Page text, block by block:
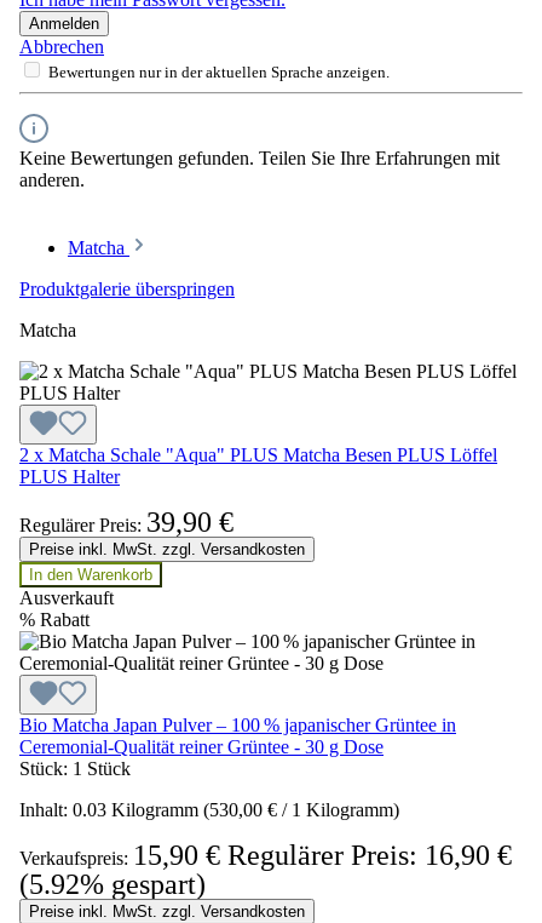
Anmelden
Abbrechen
Bewertungen nur in der aktuellen Sprache anzeigen.
Keine Bewertungen gefunden. Teilen Sie Ihre Erfahrungen mit
anderen.
Matcha
Produktgalerie überspringen
Matcha
2 x Matcha Schale "Aqua" PLUS Matcha Besen PLUS Löffel
PLUS Halter
Regulärer Preis: 39,90 €
Preise inkl. MwSt. zzgl. Versandkosten
In den Warenkorb
Ausverkauft
% Rabatt
Bio Matcha Japan Pulver – 100 % japanischer Grüntee in
Ceremonial-Qualität reiner Grüntee - 30 g Dose
Stück: 1 Stück
Inhalt: 0.03 Kilogramm (530,00 € / 1 Kilogramm)
Verkaufspreis: 15,90 € Regulärer Preis: 16,90 €
(5.92% gespart)
Preise inkl. MwSt. zzgl. Versandkosten